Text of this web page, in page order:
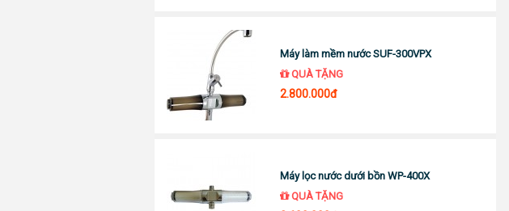
Máy làm mềm nước SUF-300VPX
QUÀ TẶNG
2.800.000đ
Máy lọc nước dưới bồn WP-400X
QUÀ TẶNG